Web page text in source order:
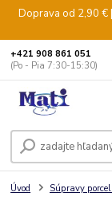
Doprava od 2,90 €
+421 908 861 051
(Po - Pia 7:30-15:30)
Úvod Súpravy